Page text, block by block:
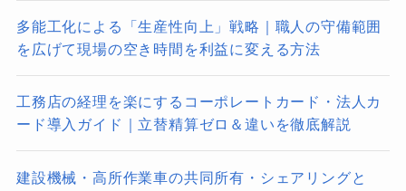
多能工化による「生産性向上」戦略｜職人の守備範囲
を広げて現場の空き時間を利益に変える方法
工務店の経理を楽にするコーポレートカード・法人カ
ード導入ガイド｜立替精算ゼロ＆違いを徹底解説
建設機械・高所作業車の共同所有・シェアリングと